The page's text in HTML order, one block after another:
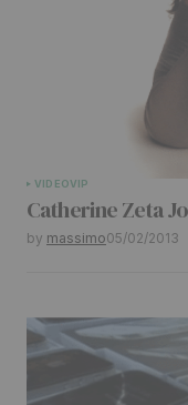
VIDEOVIP
Catherine Zeta
by massimo05/02/2013